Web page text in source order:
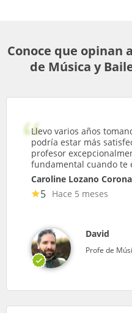
Conoce que opinan
de Música y
Llevo varios años
podría estar más
profesor
fundamental cuando te
Caroline Lozano
5 Hace 5 meses
David
Profe de